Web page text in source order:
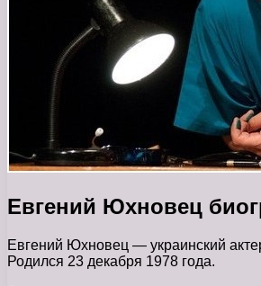
Евгений Юхновец
Евгений Юхновец — украинский
Родился 23 декабря 1978 года.